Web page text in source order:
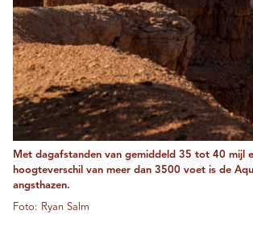
Met dagafstanden van gemiddeld 35 tot 40 mijl
hoogteverschil van meer dan 3500 voet is de
angsthazen.
Foto: Ryan Salm